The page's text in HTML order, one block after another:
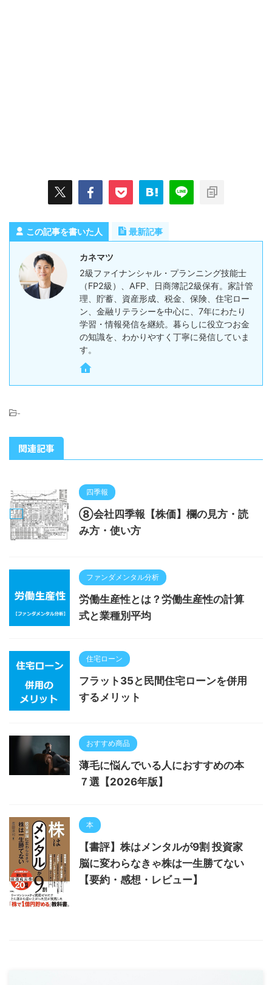
この記事を書いた人 最新記事
カネマツ
2級ファイナンシャル・プランニング技能士
（FP2級）、AFP、日商簿記2級保有。家計管
理、貯蓄、資産形成、税金、保険、住宅ロー
ン、金融リテラシーを中心に、7年にわたり
学習・情報発信を継続。暮らしに役立つお金
の知識を、わかりやすく丁寧に発信していま
す。
-
関連記事
四季報
⑧会社四季報【株価】欄の見方・読
み方・使い方
ファンダメンタル分析
労働生産性とは？労働生産性の計算
式と業種別平均
住宅ローン
フラット35と民間住宅ローンを併用
するメリット
おすすめ商品
薄毛に悩んでいる人におすすめの本
７選【2026年版】
本
【書評】株はメンタルが9割 投資家
脳に変わらなきゃ株は一生勝てない
【要約・感想・レビュー】